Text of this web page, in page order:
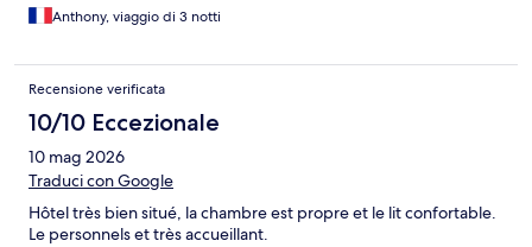
Anthony, viaggio di 3 notti
Recensione verificata
10/10 Eccezionale
10 mag 2026
Traduci con Google
Hôtel très bien situé, la chambre est propre et le lit confortable.
Le personnels et très accueillant.